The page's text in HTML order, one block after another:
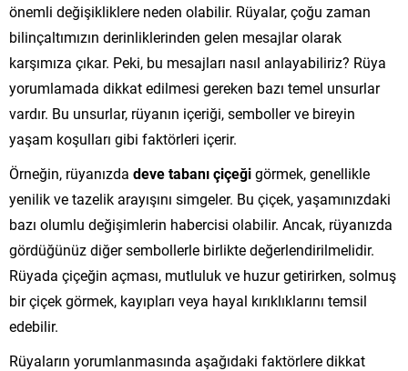
önemli değişikliklere neden olabilir. Rüyalar, çoğu zaman
bilinçaltımızın derinliklerinden gelen mesajlar olarak
karşımıza çıkar. Peki, bu mesajları nasıl anlayabiliriz? Rüya
yorumlamada dikkat edilmesi gereken bazı temel unsurlar
vardır. Bu unsurlar, rüyanın içeriği, semboller ve bireyin
yaşam koşulları gibi faktörleri içerir.
Örneğin, rüyanızda deve tabanı çiçeğigörmek, genellikle
yenilik ve tazelik arayışını simgeler. Bu çiçek, yaşamınızdaki
bazı olumlu değişimlerin habercisi olabilir. Ancak, rüyanızda
gördüğünüz diğer sembollerle birlikte değerlendirilmelidir.
Rüyada çiçeğin açması, mutluluk ve huzur getirirken, solmuş
bir çiçek görmek, kayıpları veya hayal kırıklıklarını temsil
edebilir.
Rüyaların yorumlanmasında aşağıdaki faktörlere dikkat